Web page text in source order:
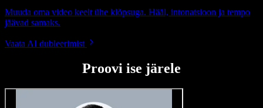
Muuda oma video keelt ühe klõpsuga. Hääl, intonatsioon ja tempo
jäävad samaks.
Vaata AI dubleerimist
Proovi ise järele